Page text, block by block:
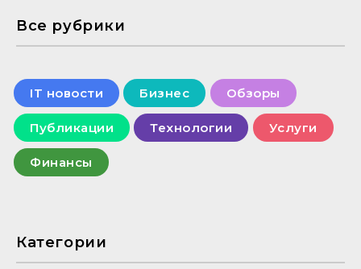
Все рубрики
IT новости Бизнес Обзоры
Публикации Технологии Услуги
Финансы
Категории